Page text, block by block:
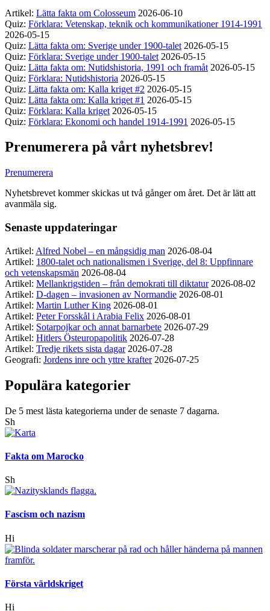
Artikel: Lätta fakta om Colosseum 2026-06-10
Quiz: Förklara: Vetenskap, teknik och kommunikationer 1914-1991
2026-05-15
Quiz: Lätta fakta om: Sverige under 1900-talet 2026-05-15
Quiz: Förklara: Sverige under 1900-talet 2026-05-15
Quiz: Lätta fakta om: Nutidshistoria, 1991 och framåt 2026-05-15
Quiz: Förklara: Nutidshistoria 2026-05-15
Quiz: Lätta fakta om: Kalla kriget #2 2026-05-15
Quiz: Lätta fakta om: Kalla kriget #1 2026-05-15
Quiz: Förklara: Kalla kriget 2026-05-15
Quiz: Förklara: Ekonomi och handel 1914-1991 2026-05-15
Prenumerera på vårt nyhetsbrev!
Prenumerera
Nyhetsbrevet kommer skickas ut två gånger om året. Det är lätt att
avanmäla sig.
Senaste uppdateringar
Artikel: Alfred Nobel – en mångsidig man 2026-08-04
Artikel: 1800-talet och nationalismen i Sverige, del 8: Uppfinnare
och vetenskapsmän 2026-08-04
Artikel: Mellankrigstiden – från demokrati till diktatur 2026-08-02
Artikel: D-dagen – invasionen av Normandie 2026-08-01
Artikel: Martin Luther King 2026-08-01
Artikel: Peter Forsskål i Arabia Felix 2026-08-01
Artikel: Sotarpojkar och annat barnarbete 2026-07-29
Artikel: Hitlers Östeuropapolitik 2026-07-28
Artikel: Tredje rikets sista dagar 2026-07-28
Geografi: Jordens inre och yttre krafter 2026-07-25
Populära kategorier
De 5 mest lästa kategorierna under de senaste 7 dagarna.
Sh
Fakta om Marocko
Sh
Fascism och nazism
Hi
Första världskriget
Hi